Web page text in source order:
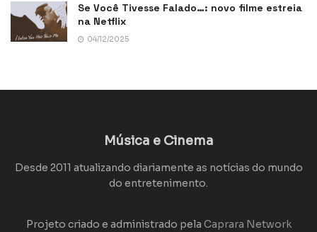
Se Você Tivesse Falado…: novo filme estreia
na Netflix
04/12/2025
Música e Cinema
Desde 2011 atualizando diariamente as notícias do mundo
do entretenimento.
Projeto criado e administrado pela Caprara Network